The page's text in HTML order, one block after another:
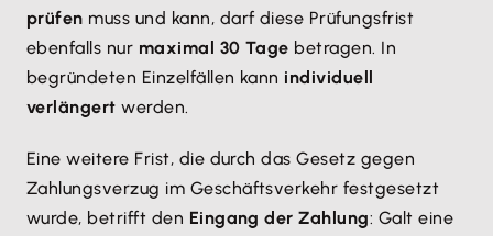
prüfen muss und kann, darf diese Prüfungsfrist
ebenfalls nur maximal 30 Tage betragen. In
begründeten Einzelfällen kann individuell
verlängert werden.
Eine weitere Frist, die durch das Gesetz gegen
Zahlungsverzug im Geschäftsverkehr festgesetzt
wurde, betrifft den Eingang der Zahlung: Galt eine